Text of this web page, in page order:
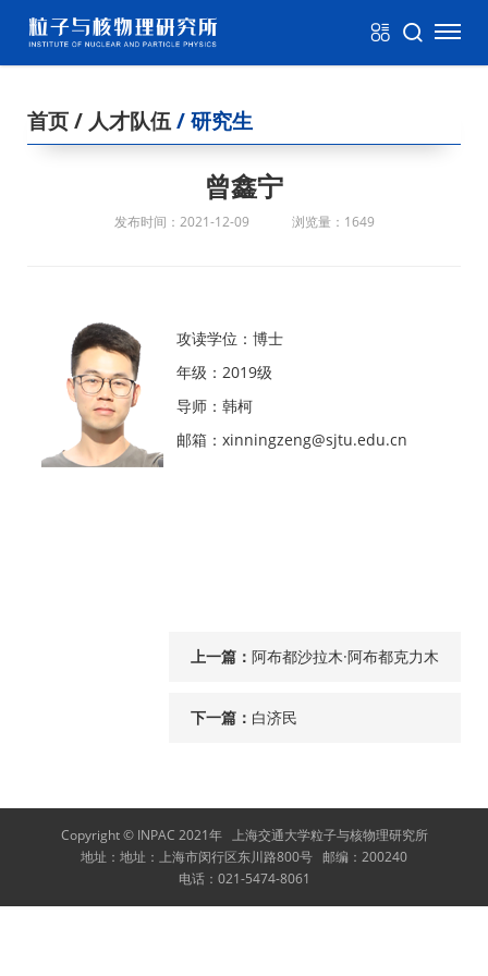
首页/ 人才队伍/ 研究生
曾鑫宁
发布时间：2021-12-09 浏览量：1649
攻读学位：博士
年级：2019级
导师：韩柯
邮箱：xinningzeng@sjtu.edu.cn
上一篇： 阿布都沙拉木·阿布都克力木
下一篇： 白济民
Copyright © INPAC 2021年
上海交通大学粒子与核物理研究所
地址： 地址：上海市闵行区东川路800号 邮编： 200240
电话： 021-5474-8061